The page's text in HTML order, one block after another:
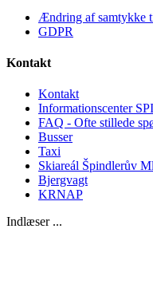
Ændring af samtykke
GDPR
Kontakt
Kontakt
Informationscenter
FAQ - Ofte stillede
Busser
Taxi
Skiareál Špindlerův
Bjergvagt
KRNAP
Indlæser ...